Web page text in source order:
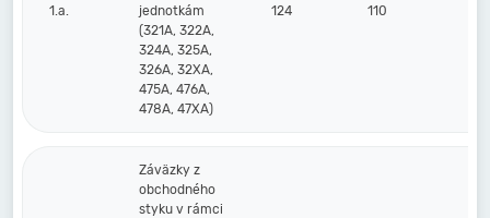
1.a.
jednotkám
(321A, 322A,
324A, 325A,
326A, 32XA,
475A, 476A,
478A, 47XA)
124 110
Záväzky z
obchodného
styku v rámci